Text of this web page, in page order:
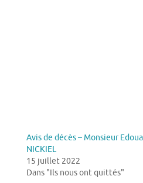
Avis de décès – Monsieur
NICKIEL
15 juillet 2022
Dans "Ils nous ont quittés"